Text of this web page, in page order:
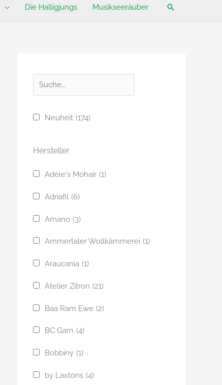
Die Halligjungs Musikseeräuber Suchen
u
c
Neuheit (174)
Hersteller
Adèle's Mohair (1)
Adriafil (6)
Amano (3)
Ammertaler Wollkämmerei (1)
Araucania (1)
Atelier Zitron (21)
Baa Ram Ewe (2)
BC Garn (4)
Bobbiny (1)
by Laxtons (4)